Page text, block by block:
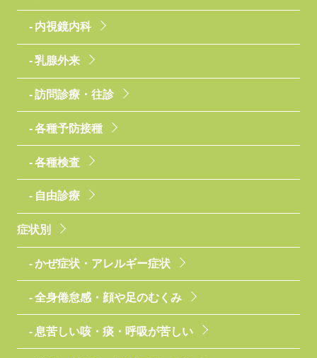
内視鏡内科
乳腺外来
訪問診療・往診
各種予防接種
各種検査
自由診療
症状別
かぜ症状・アレルギー症状
全身倦怠感・顔や足のむくみ
息苦しい咳・痰・呼吸が苦しい